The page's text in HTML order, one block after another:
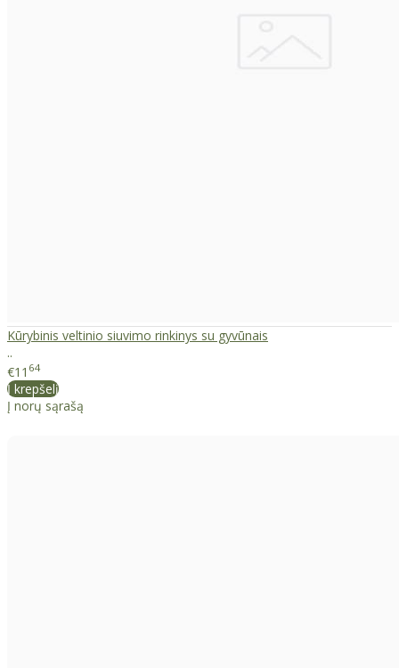
Kūrybinis veltinio siuvimo rinkinys su gyvūnais
..
€11 64
Į krepšelį
Į norų sąrašą